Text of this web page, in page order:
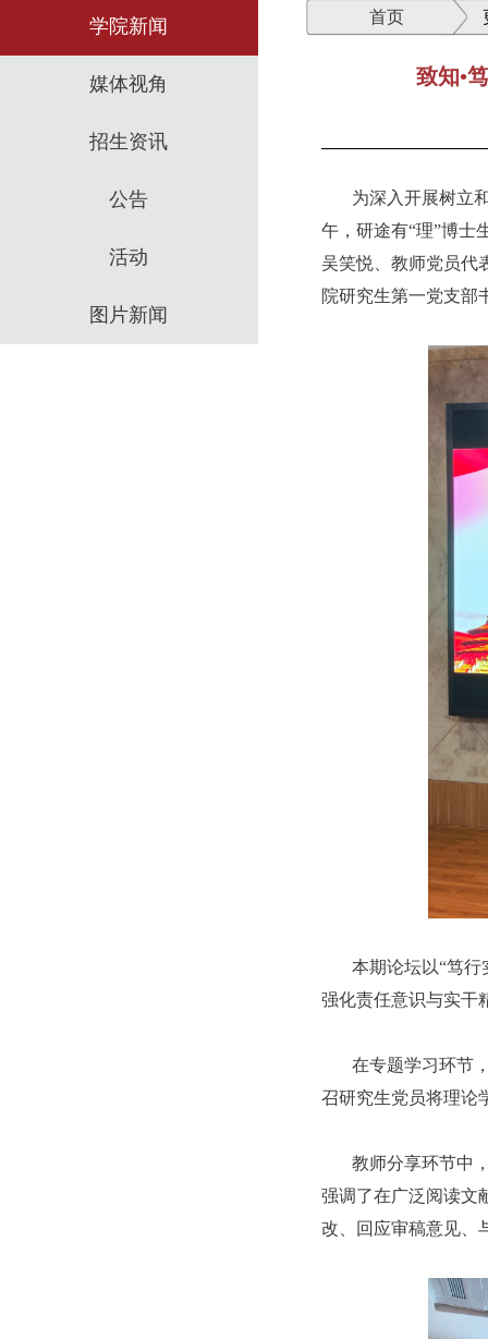
学院新闻
媒体视角
招生资讯
公告
活动
图片新闻
首页
致知•
为深入开展树立和
午，研途有“理”博士
吴笑悦、教师党员代
院研究生第一党支部
本期论坛以“笃行
强化责任意识与实干
在专题学习环节，
召研究生党员将理论
教师分享环节中，
强调了在广泛阅读文
改、回应审稿意见、